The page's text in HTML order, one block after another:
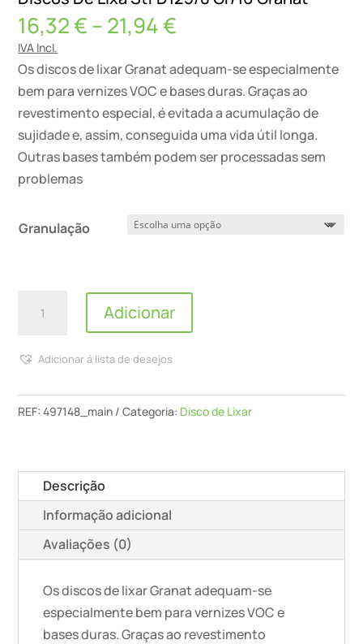
16,32€–21,94€
16,32 €
through
21,94 €
IVA Incl.
Os discos de lixar Granat adequam-se especialmente
bem para vernizes VOC e bases duras. Graças ao
revestimento especial, é evitada a acumulação de
sujidade e, assim, conseguida uma vida útil longa.
Outras bases também podem ser processadas sem
problemas
Granulação
Quantidade
De
Stf
Granat
Adicionar
Adicionar á lista de desejos
REF:497148_main Categoria: Disco de Lixar
Descrição
Informação adicional
Avaliações (0)
Os discos de lixar Granat adequam-se
especialmente bem para vernizes VOC e
bases duras. Graças ao revestimento